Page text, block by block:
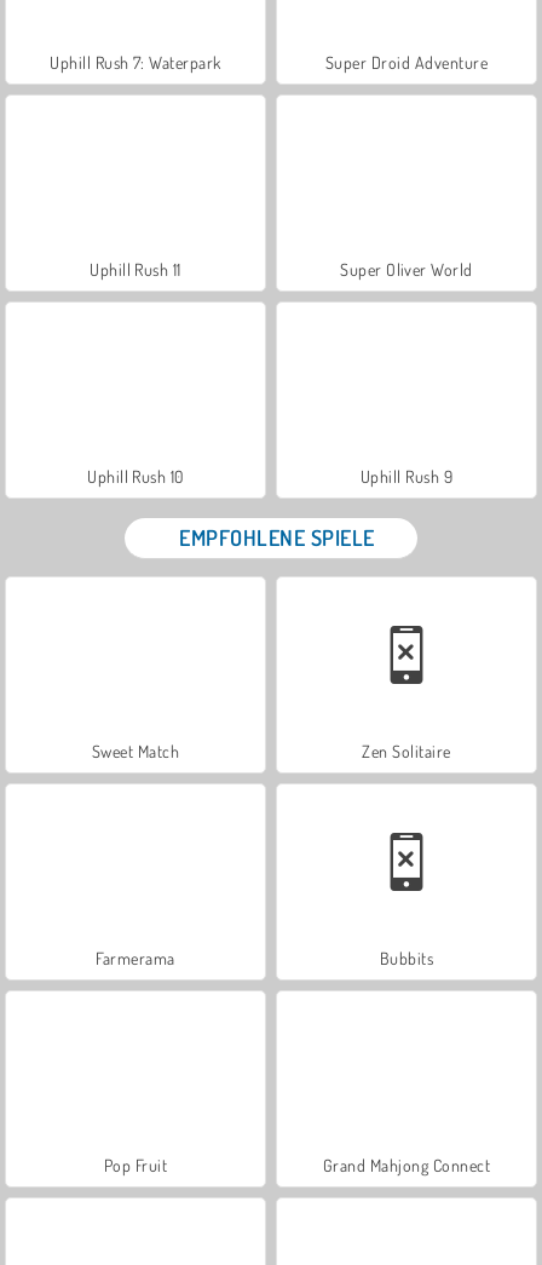
Uphill Rush 7: Waterpark Super Droid Adventure
Uphill Rush 11 Super Oliver World
Uphill Rush 10 Uphill Rush 9
EMPFOHLENE SPIELE
Sweet Match Zen Solitaire
Farmerama Bubbits
Pop Fruit Grand Mahjong Connect